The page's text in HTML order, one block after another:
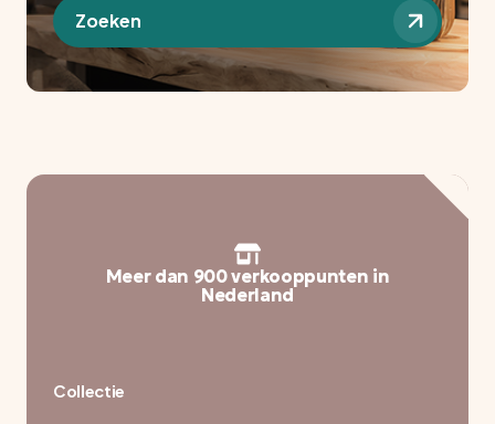
Zoeken
Meer dan 900 verkooppunten in
Nederland
Collectie